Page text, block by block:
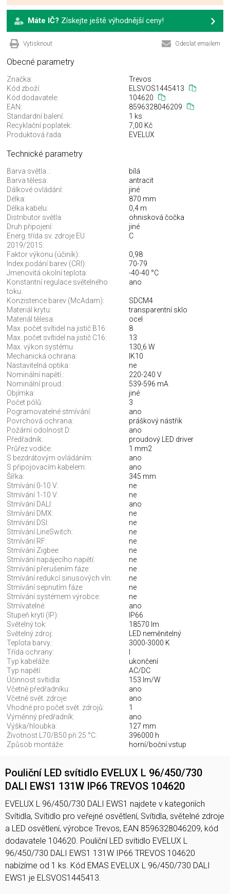
Máte IČ? Získejte ještě výhodnější ceny!
Vytisknout Odeslat emailem
Obecné parametry
Značka:
Trevos
Kód zboží:
ELSVOS1445413
Kód dodavatele:
104620
EAN:
8596328046209
Standardní balení:
1 ks
Recyklační poplatek:
7,00 Kč
Produktová řada:
EVELUX
Technické parametry
Barva světla..:
bílá
Barva tělesa:
antracit
Dálkové ovládání:
jiné
Délka:
870 mm
Délka kabelu:
0,4 m
Distributor světla:
ohnisková čočka
Druh připojení:
jiné
Energ. třída sv. zdroje EU
2019/2015:
C
Faktor výkonu (účiník):
0,98
Index podání barev (CRI):
70-79
Jmenovitá okolní teplota:
-40-40 °C
Konstantní regulace světelného
toku:
ano
Konzistence barev (McAdam):
SDCM4
Materiál krytu:
transparentní sklo
Materiál tělesa:
ocel
Max. počet svítidel na jistič B16:
8
Max. počet svítidel na jistič C16:
13
Max. výkon systému:
130,6 W
Mechanická ochrana:
IK10
Nastavitelná optika:
ne
Nominální napětí.:
220-240 V
Nominální proud.:
539-596 mA
Objímka:
jiné
Počet pólů:
3
Pogramovatelné stmívání:
ano
Povrchová ochrana:
práškový nástřik
Požární odolnost D:
ano
Předřadník:
proudový LED driver
Průřez vodiče:
1 mm2
S bezdrátovým ovládáním:
ano
S připojovacím kabelem:
ano
Šířka:
345 mm
Stmívání 0-10 V:
ne
Stmívání 1-10 V:
ne
Stmívání DALI:
ano
Stmívání DMX:
ne
Stmívání DSI:
ne
Stmívání LineSwitch:
ne
Stmívání RF:
ne
Stmívání Zigbee:
ne
Stmívání napájecího napětí:
ne
Stmívání přerušením fáze:
ne
Stmívání redukcí sinusových vln:
ne
Stmívání sepnutím fáze:
ne
Stmívání systémem výrobce:
ne
Stmívatelné:
ano
Stupeň krytí (IP):
IP66
Světelný tok:
18570 lm
Světelný zdroj:
LED neměnitelný
Teplota barvy.:
3000-3000 K
Třída ochrany:
Typ kabeláže:
ukončení
Typ napětí:
AC/DC
Účinnost svítidla:
153 lm/W
Včetně předřadníku:
ano
Včetně svět. zdroje:
ano
Vhodné pro počet svět. zdrojů:
1
Výměnný předřadník:
ano
Výška/hloubka:
127 mm
Životnost L70/B50 při 25 °C:
396000 h
Způsob montáže:
horní/boční vstup
Pouliční LED svítidlo EVELUX L 96/450/730
DALI EWS1 131W IP66 TREVOS 104620
EVELUX L 96/450/730 DALI EWS1 najdete v kategoriích
Svítidla, Svítidlo pro veřejné osvětlení, Svítidla, světelné zdroje
a LED osvětlení, výrobce Trevos, EAN 8596328046209, kód
dodavatele 104620. Pouliční LED svítidlo EVELUX L
96/450/730 DALI EWS1 131W IP66 TREVOS 104620
nabízíme od 1 ks. Kód EMAS EVELUX L 96/450/730 DALI
EWS1 je ELSVOS1445413.